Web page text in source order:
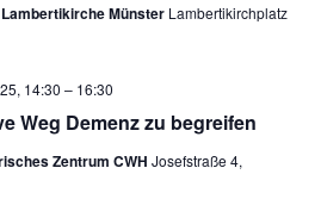
Münster Lambertikirchplatz
Weg Demenz zu begreifen
14:30 – 16:30
Zentrum CWH Josefstraße 4,